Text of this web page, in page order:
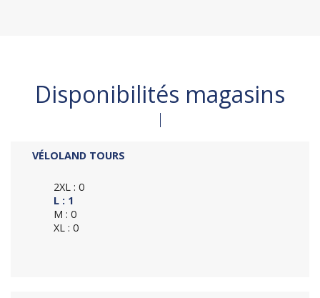
Disponibilités magasins
VÉLOLAND TOURS
2XL : 0
L : 1
M : 0
XL : 0